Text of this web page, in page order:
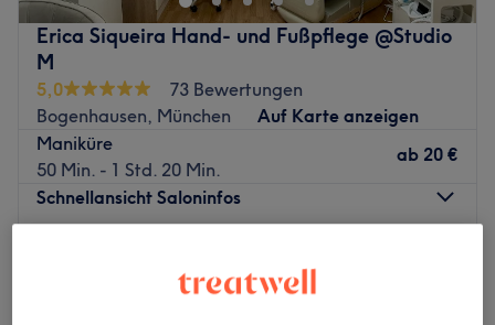
Erica Siqueira Hand- und Fußpflege @Studio
M
5,0
73 Bewertungen
Bogenhausen, München
Auf Karte anzeigen
Maniküre
50 Min. - 1 Std. 20 Min.
ab 20 €
Schnellansicht Saloninfos